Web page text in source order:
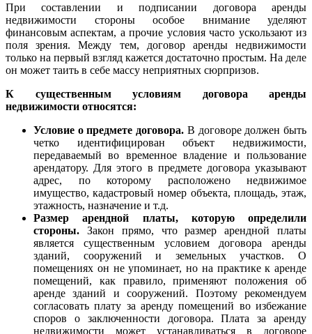
При составлении и подписании договора аренды
недвижимости стороны особое внимание уделяют
финансовым аспектам, а прочие условия часто ускользают из
поля зрения. Между тем, договор аренды недвижимости
только на первый взгляд кажется достаточно простым. На деле
он может таить в себе массу неприятных сюрпризов.
К существенным условиям договора аренды
недвижимости относятся:
Условие о предмете договора. В договоре должен быть
четко идентифицирован объект недвижимости,
передаваемый во временное владение и пользование
арендатору. Для этого в предмете договора указывают
адрес, по которому расположено недвижимое
имущество, кадастровый номер объекта, площадь, этаж,
этажность, назначение и т.д.
Размер арендной платы, которую определили
стороны. Закон прямо, что размер арендной платы
является существенным условием договора аренды
зданий, сооружений и земельных участков. О
помещениях он не упоминает, но на практике к аренде
помещений, как правило, применяют положения об
аренде зданий и сооружений. Поэтому рекомендуем
согласовать плату за аренду помещений во избежание
споров о заключенности договора. Плата за аренду
недвижимости может устанавливаться в договоре